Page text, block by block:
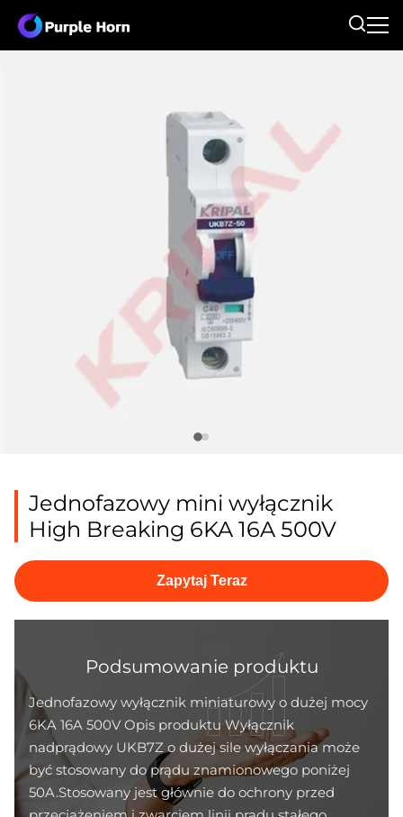
Jednofazowy mini wyłącznik
High Breaking 6KA 16A 500V
Zapytaj Teraz
Podsumowanie produktu
Jednofazowy wyłącznik miniaturowy o dużej mocy
6KA 16A 500V Opis produktu Wyłącznik
nadprądowy UKB7Z o dużej sile wyłączania może
być stosowany do prądu znamionowego poniżej
50A.Stosowany jest głównie do ochrony przed